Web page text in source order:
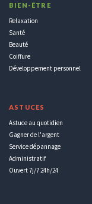
BIEN-ÊTRE
Relaxation
Santé
Beauté
Coiffure
Développement personnel
ASTUCES
Astuce au quotidien
Gagner de l'argent
Service dépannage
Administratif
Ouvert 7j/7 24h/24